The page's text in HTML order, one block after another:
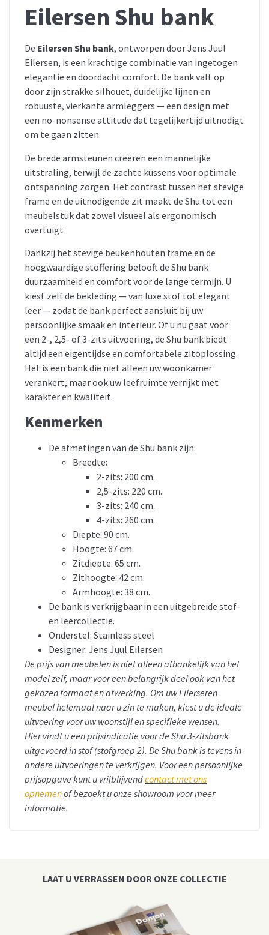
Eilersen Shu bank
De Eilersen Shu bank, ontworpen door Jens Juul
Eilersen, is een krachtige combinatie van ingetogen
elegantie en doordacht comfort. De bank valt op
door zijn strakke silhouet, duidelijke lijnen en
robuuste, vierkante armleggers — een design met
een no-nonsense attitude dat tegelijkertijd uitnodigt
om te gaan zitten.
De brede armsteunen creëren een mannelijke
uitstraling, terwijl de zachte kussens voor optimale
ontspanning zorgen. Het contrast tussen het stevige
frame en de uitnodigende zit maakt de Shu tot een
meubelstuk dat zowel visueel als ergonomisch
overtuigt
Dankzij het stevige beukenhouten frame en de
hoogwaardige stoffering belooft de Shu bank
duurzaamheid en comfort voor de lange termijn. U
kiest zelf de bekleding — van luxe stof tot elegant
leer — zodat de bank perfect aansluit bij uw
persoonlijke smaak en interieur. Of u nu gaat voor
een 2-, 2,5- of 3-zits uitvoering, de Shu bank biedt
altijd een eigentijdse en comfortabele zitoplossing.
Het is een bank die niet alleen uw woonkamer
verankert, maar ook uw leefruimte verrijkt met
karakter en kwaliteit.
Kenmerken
De afmetingen van de Shu bank zijn:
Breedte:
2-zits: 200 cm.
2,5-zits: 220 cm.
3-zits: 240 cm.
4-zits: 260 cm.
Diepte: 90 cm.
Hoogte: 67 cm.
Zitdiepte: 65 cm.
Zithoogte: 42 cm.
Armhoogte: 38 cm.
De bank is verkrijgbaar in een uitgebreide stof-
en leercollectie.
Onderstel: Stainless steel
Designer: Jens Juul Eilersen
De prijs van meubelen is niet alleen afhankelijk van het
model zelf, maar voor een belangrijk deel ook van het
gekozen formaat en afwerking. Om uw Eilerseren
meubel helemaal naar u zin te maken, kiest u de ideale
uitvoering voor uw woonstijl en specifieke wensen.
Hier vindt u een prijsindicatie voor de Shu 3-zitsbank
uitgevoerd in stof (stofgroep 2). De Shu bank is tevens in
andere uitvoeringen te verkrijgen. Voor een persoonlijke
prijsopgave kunt u vrijblijvendcontact met ons
opnemenof bezoekt u onze showroom voor meer
informatie.
LAAT U VERRASSEN DOOR ONZE COLLECTIE